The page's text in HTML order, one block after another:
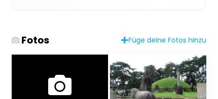
Fotos Füge deine Fotos hinzu